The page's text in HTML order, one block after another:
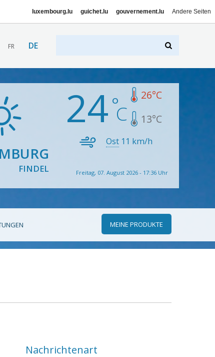
luxembourg.lu guichet.lu gouvernement.lu Andere Seiten
FR DE
FINDEL
24 26°C
13°C
Ost 11 km/h
Freitag, 07. August 2026 - 17:36 Uhr
MEINE PRODUKTE
Nachrichtenart